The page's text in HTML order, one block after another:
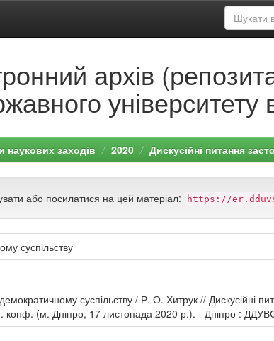
архів
університету
наукових заходів 2020 Дискусійні питання
або посилатися на цей матеріал: https://
суспільству
суспільству / Р. О. Хитрук // Дискусійні
конф. (м. Дніпро, 17 листопада 2020 р.). - Дніпро :